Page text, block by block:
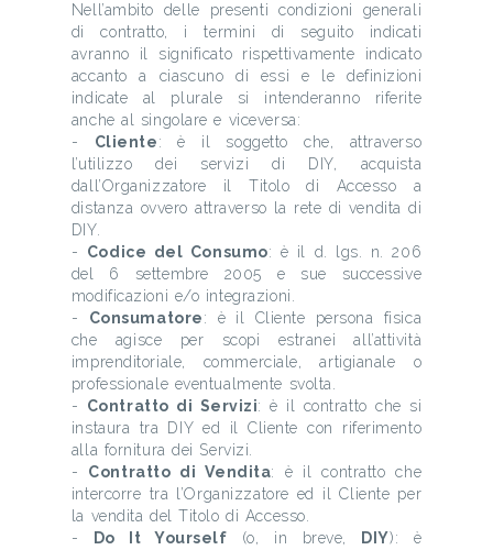
Nell’ambito delle presenti condizioni generali
di contratto, i termini di seguito indicati
avranno il significato rispettivamente indicato
accanto a ciascuno di essi e le definizioni
indicate al plurale si intenderanno riferite
anche al singolare e viceversa:
- Cliente: è il soggetto che, attraverso
l’utilizzo dei servizi di DIY, acquista
dall’Organizzatore il Titolo di Accesso a
distanza ovvero attraverso la rete di vendita di
DIY.
- Codice del Consumo: è il d. lgs. n. 206
del 6 settembre 2005 e sue successive
modificazioni e/o integrazioni.
- Consumatore: è il Cliente persona fisica
che agisce per scopi estranei all’attività
imprenditoriale, commerciale, artigianale o
professionale eventualmente svolta.
- Contratto di Servizi: è il contratto che si
instaura tra DIY ed il Cliente con riferimento
alla fornitura dei Servizi.
- Contratto di Vendita: è il contratto che
intercorre tra l’Organizzatore ed il Cliente per
la vendita del Titolo di Accesso.
-
Do It Yourself (o, in breve, DIY): è